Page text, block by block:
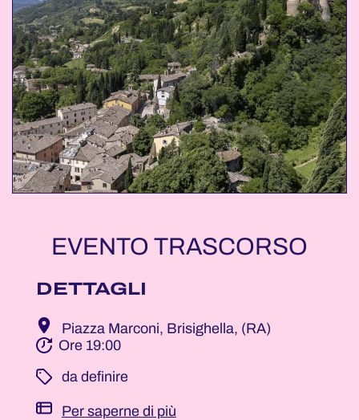
EVENTO TRASCORSO
DETTAGLI
Piazza Marconi, Brisighella, (RA)
Ore 19:00
­ da definire
Per saperne di più